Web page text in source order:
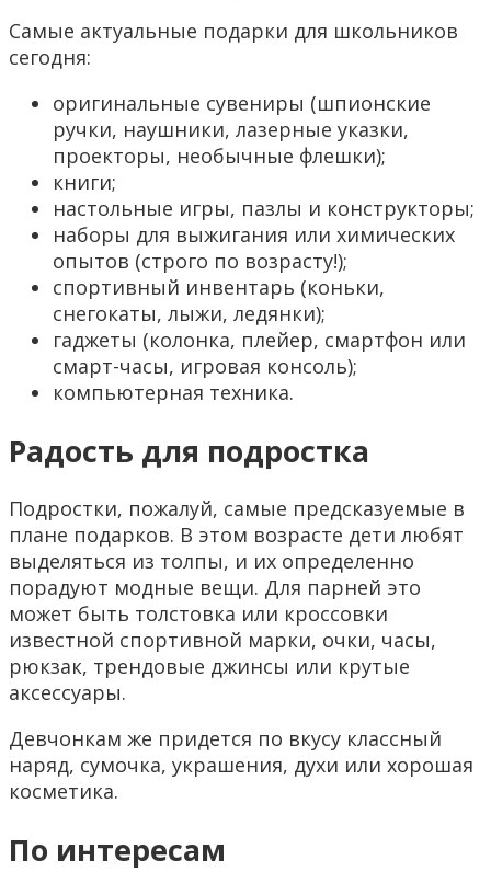
Самые актуальные подарки для школьников
сегодня:
оригинальные сувениры (шпионские
ручки, наушники, лазерные указки,
проекторы, необычные флешки);
книги;
настольные игры, пазлы и конструкторы;
наборы для выжигания или химических
опытов (строго по возрасту!);
спортивный инвентарь (коньки,
снегокаты, лыжи, ледянки);
гаджеты (колонка, плейер, смартфон или
смарт-часы, игровая консоль);
компьютерная техника.
Радость для подростка
Подростки, пожалуй, самые предсказуемые в
плане подарков. В этом возрасте дети любят
выделяться из толпы, и их определенно
порадуют модные вещи. Для парней это
может быть толстовка или кроссовки
известной спортивной марки, очки, часы,
рюкзак, трендовые джинсы или крутые
аксессуары.
Девчонкам же придется по вкусу классный
наряд, сумочка, украшения, духи или хорошая
косметика.
По интересам